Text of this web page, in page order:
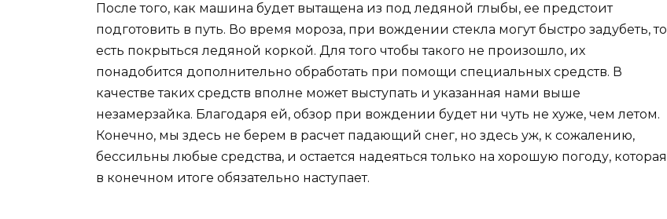
После того, как машина будет вытащена из под ледяной глыбы, ее предстоит
подготовить в путь. Во время мороза, при вождении стекла могут быстро задубеть, то
есть покрыться ледяной коркой. Для того чтобы такого не произошло, их
понадобится дополнительно обработать при помощи специальных средств. В
качестве таких средств вполне может выступать и указанная нами выше
незамерзайка. Благодаря ей, обзор при вождении будет ни чуть не хуже, чем летом.
Конечно, мы здесь не берем в расчет падающий снег, но здесь уж, к сожалению,
бессильны любые средства, и остается надеяться только на хорошую погоду, которая
в конечном итоге обязательно наступает.